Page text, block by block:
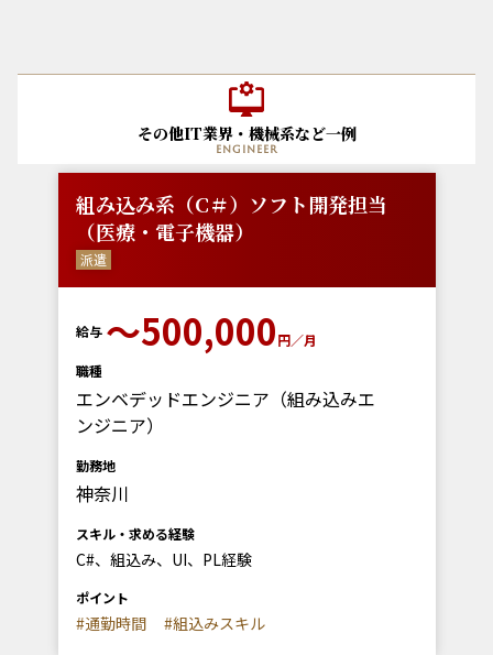
その他IT業界・機械系など一例
engineer
組み込み系（C＃）ソフト開発担当
（医療・電子機器）
派遣
給与 〜500,000円／月
職種
エンベデッドエンジニア（組み込みエ
ンジニア）
勤務地
神奈川
スキル・求める経験
C#、組込み、UI、PL経験
ポイント
#通勤時間 #組込みスキル